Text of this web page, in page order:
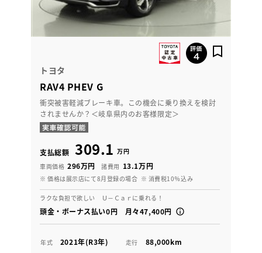
トヨタ
RAV4 PHEV G
衝突被害軽減ブレーキ車。この機会に乗り換えを検討
されませんか？＜岐阜県内のお客様限定＞
支払総額 309.1 万円
車両価格 296万円 諸費用 13.1万円
※ 価格は展示店にて8月登録の場合 ※ 消費税10％込み
ラクな負担で欲しい Ｕ－Ｃａｒに乗れる！
頭金・ボーナス払い0円 月々47,400円
年式 2021年(R3年) 走行 88,000km